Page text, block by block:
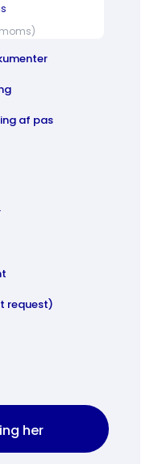
af pas
request)
her